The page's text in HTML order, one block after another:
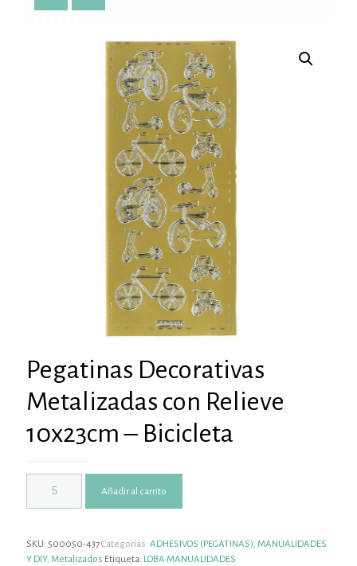
Pegatinas Decorativas
Metalizadas con Relieve
10x23cm – Bicicleta
Añadir al carrito
SKU: 500050-437Categorías: ADHESIVOS (PEGATINAS), MANUALIDADES
Y DIY, Metalizados Etiqueta: LOBA MANUALIDADES